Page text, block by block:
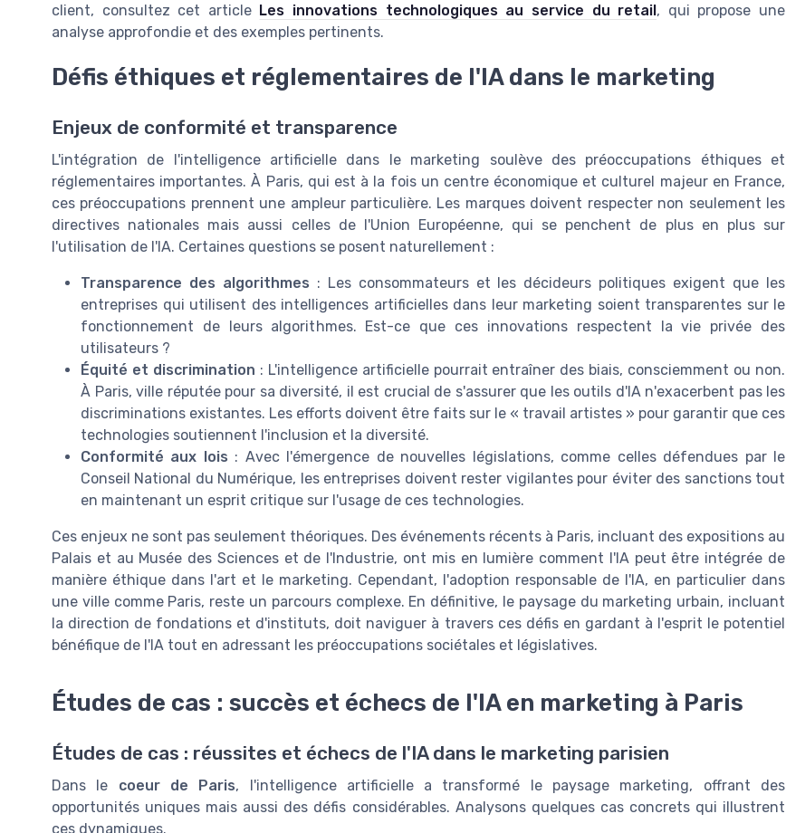
client, consultez cet article Les innovations technologiques au service du retail, qui propose une
analyse approfondie et des exemples pertinents.
Défis éthiques et réglementaires de l'IA dans le marketing
Enjeux de conformité et transparence
L'intégration de l'intelligence artificielle dans le marketing soulève des préoccupations éthiques et
réglementaires importantes. À Paris, qui est à la fois un centre économique et culturel majeur en France,
ces préoccupations prennent une ampleur particulière. Les marques doivent respecter non seulement les
directives nationales mais aussi celles de l'Union Européenne, qui se penchent de plus en plus sur
l'utilisation de l'IA. Certaines questions se posent naturellement :
Transparence des algorithmes : Les consommateurs et les décideurs politiques exigent que les
entreprises qui utilisent des intelligences artificielles dans leur marketing soient transparentes sur le
fonctionnement de leurs algorithmes. Est-ce que ces innovations respectent la vie privée des
utilisateurs ?
Équité et discrimination : L'intelligence artificielle pourrait entraîner des biais, consciemment ou non.
À Paris, ville réputée pour sa diversité, il est crucial de s'assurer que les outils d'IA n'exacerbent pas les
discriminations existantes. Les efforts doivent être faits sur le « travail artistes » pour garantir que ces
technologies soutiennent l'inclusion et la diversité.
Conformité aux lois : Avec l'émergence de nouvelles législations, comme celles défendues par le
Conseil National du Numérique, les entreprises doivent rester vigilantes pour éviter des sanctions tout
en maintenant un esprit critique sur l'usage de ces technologies.
Ces enjeux ne sont pas seulement théoriques. Des événements récents à Paris, incluant des expositions au
Palais et au Musée des Sciences et de l'Industrie, ont mis en lumière comment l'IA peut être intégrée de
manière éthique dans l'art et le marketing. Cependant, l'adoption responsable de l'IA, en particulier dans
une ville comme Paris, reste un parcours complexe. En définitive, le paysage du marketing urbain, incluant
la direction de fondations et d'instituts, doit naviguer à travers ces défis en gardant à l'esprit le potentiel
bénéfique de l'IA tout en adressant les préoccupations sociétales et législatives.
Études de cas : succès et échecs de l'IA en marketing à Paris
Études de cas : réussites et échecs de l'IA dans le marketing parisien
Dans le coeur de Paris, l'intelligence artificielle a transformé le paysage marketing, offrant des
opportunités uniques mais aussi des défis considérables. Analysons quelques cas concrets qui illustrent
ces dynamiques.